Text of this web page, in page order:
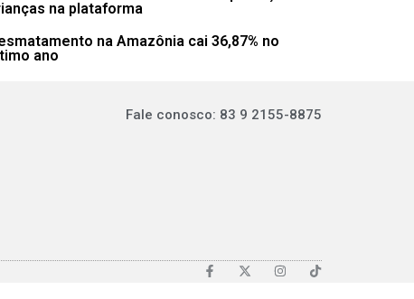
na plataforma
na Amazônia cai 36,87% no
ano
Fale conosco: 83 9 2155-8875